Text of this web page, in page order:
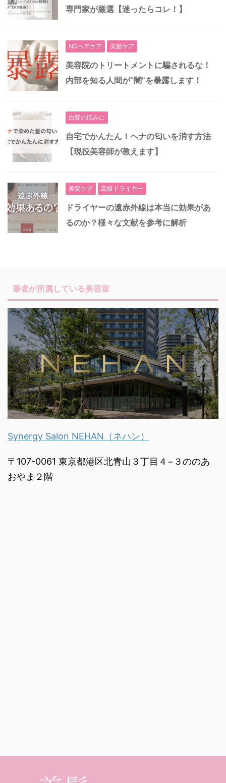
専門家が厳選【迷ったらコレ！】
NGヘアケア 美髪ケア
美容院のトリートメントに騙されるな！
内部を知る人間が“闇”を暴露します！
白髪の悩みに
自宅でかんたん！ヘナの匂いを消す方法
【現役美容師が教えます】
美髪ケア 高級ドライヤー
ドライヤーの遠赤外線は本当に効果があ
るのか？様々な文献を参考に解析
筆者が所属している美容室
Synergy Salon NEHAN（ネハン）
〒107-0061 東京都港区北青山３丁目４−３ののあ
おやま２階